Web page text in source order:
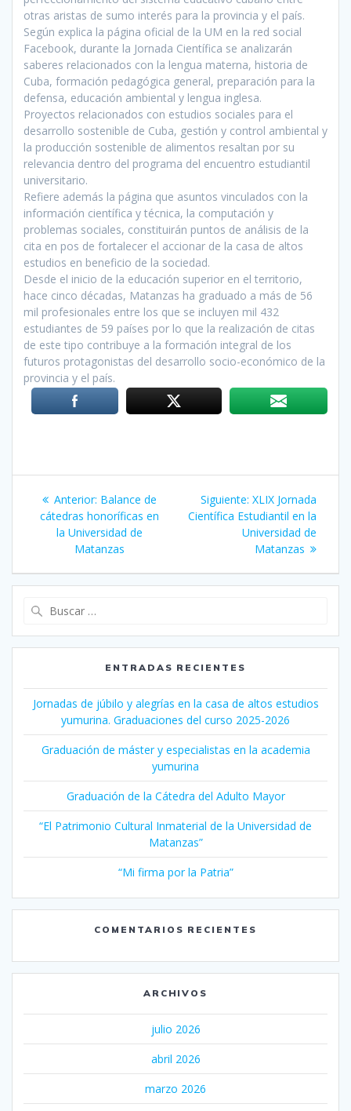
otras aristas de sumo interés para la provincia y el país.
Según explica la página oficial de la UM en la red social
Facebook, durante la Jornada Científica se analizarán
saberes relacionados con la lengua materna, historia de
Cuba, formación pedagógica general, preparación para la
defensa, educación ambiental y lengua inglesa.
Proyectos relacionados con estudios sociales para el
desarrollo sostenible de Cuba, gestión y control ambiental y
la producción sostenible de alimentos resaltan por su
relevancia dentro del programa del encuentro estudiantil
universitario.
Refiere además la página que asuntos vinculados con la
información científica y técnica, la computación y
problemas sociales, constituirán puntos de análisis de la
cita en pos de fortalecer el accionar de la casa de altos
estudios en beneficio de la sociedad.
Desde el inicio de la educación superior en el territorio,
hace cinco décadas, Matanzas ha graduado a más de 56
mil profesionales entre los que se incluyen mil 432
estudiantes de 59 países por lo que la realización de citas
de este tipo contribuye a la formación integral de los
futuros protagonistas del desarrollo socio-económico de la
provincia y el país.
Navegación
de
entradas
Anterior: Entrada
anterior:
Balance de
cátedras honoríficas en
la Universidad de
Matanzas
Siguiente: Siguiente
entrada:
XLIX Jornada
Científica Estudiantil en la
Universidad de
Matanzas
ENTRADAS RECIENTES
Jornadas de júbilo y alegrías en la casa de altos estudios
yumurina. Graduaciones del curso 2025-2026
Graduación de máster y especialistas en la academia
yumurina
Graduación de la Cátedra del Adulto Mayor
“El Patrimonio Cultural Inmaterial de la Universidad de
Matanzas”
“Mi firma por la Patria”
COMENTARIOS RECIENTES
ARCHIVOS
julio 2026
abril 2026
marzo 2026